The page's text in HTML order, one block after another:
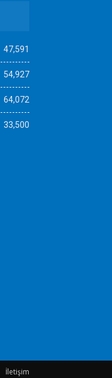
47,591
54,927
64,072
33,500
İletişim